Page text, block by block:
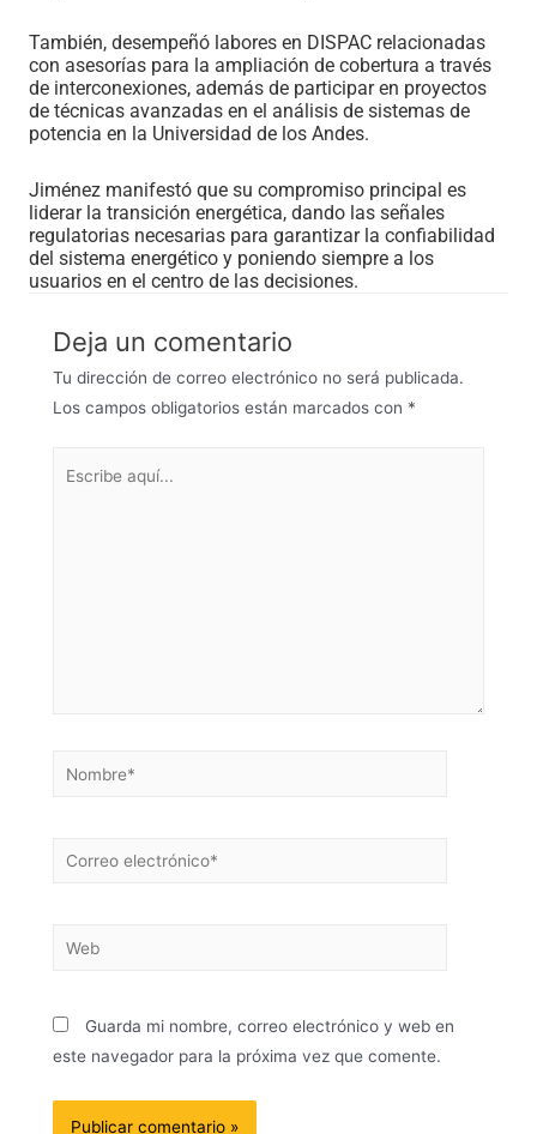
También, desempeñó labores en DISPAC relacionadas
con asesorías para la ampliación de cobertura a través
de interconexiones, además de participar en proyectos
de técnicas avanzadas en el análisis de sistemas de
potencia en la Universidad de los Andes.
Jiménez manifestó que su compromiso principal es
liderar la transición energética, dando las señales
regulatorias necesarias para garantizar la confiabilidad
del sistema energético y poniendo siempre a los
usuarios en el centro de las decisiones.
Deja un comentario
Tu dirección de correo electrónico no será publicada.
Los campos obligatorios están marcados con *
Guarda mi nombre, correo electrónico y web en
este navegador para la próxima vez que comente.